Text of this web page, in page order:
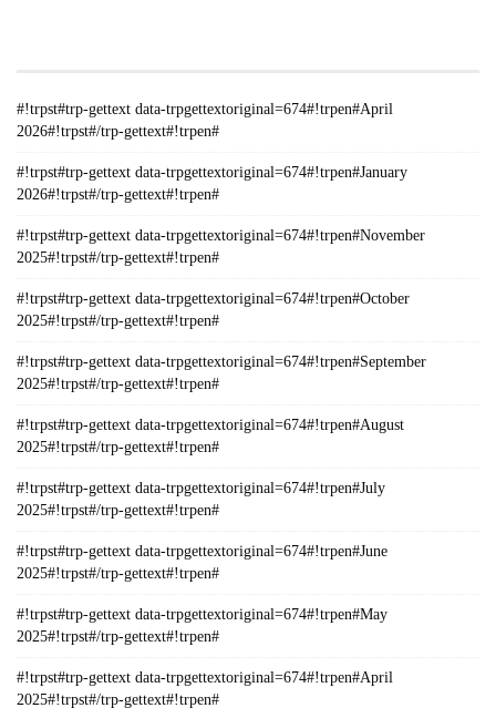
#!trpst#trp-gettext data-trpgettextoriginal=674#!trpen#April
2026#!trpst#/trp-gettext#!trpen#
#!trpst#trp-gettext data-trpgettextoriginal=674#!trpen#January
2026#!trpst#/trp-gettext#!trpen#
#!trpst#trp-gettext data-trpgettextoriginal=674#!trpen#November
2025#!trpst#/trp-gettext#!trpen#
#!trpst#trp-gettext data-trpgettextoriginal=674#!trpen#October
2025#!trpst#/trp-gettext#!trpen#
#!trpst#trp-gettext data-trpgettextoriginal=674#!trpen#September
2025#!trpst#/trp-gettext#!trpen#
#!trpst#trp-gettext data-trpgettextoriginal=674#!trpen#August
2025#!trpst#/trp-gettext#!trpen#
#!trpst#trp-gettext data-trpgettextoriginal=674#!trpen#July
2025#!trpst#/trp-gettext#!trpen#
#!trpst#trp-gettext data-trpgettextoriginal=674#!trpen#June
2025#!trpst#/trp-gettext#!trpen#
#!trpst#trp-gettext data-trpgettextoriginal=674#!trpen#May
2025#!trpst#/trp-gettext#!trpen#
#!trpst#trp-gettext data-trpgettextoriginal=674#!trpen#April
2025#!trpst#/trp-gettext#!trpen#